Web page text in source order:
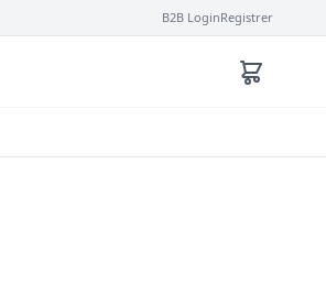
B2B LoginRegistrer